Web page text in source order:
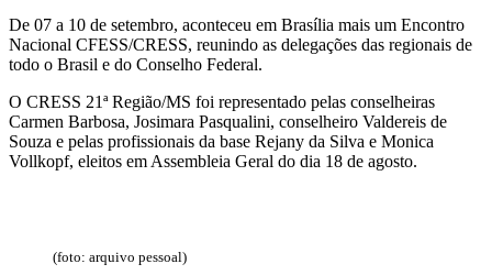
De 07 a 10 de setembro, aconteceu em Brasília mais um Encontro
Nacional CFESS/CRESS, reunindo as delegações das regionais de
todo o Brasil e do Conselho Federal.
O CRESS 21ª Região/MS foi representado pelas conselheiras
Carmen Barbosa, Josimara Pasqualini, conselheiro Valdereis de
Souza e pelas profissionais da base Rejany da Silva e Monica
Vollkopf, eleitos em Assembleia Geral do dia 18 de agosto.
(foto: arquivo pessoal)